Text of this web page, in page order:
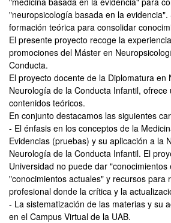
"neuropsicología basada en la
formación teórica para consolidar
El presente proyecto recoge la
promociones del Máster en
Conducta.
El proyecto docente de la Diplomatura en
Neurología de la Conducta Infantil, ofrece
contenidos teóricos.
En conjunto destacamos las siguientes
- El énfasis en los conceptos de la
Evidencias (pruebas) y su aplicación a la
Neurología de la Conducta Infantil. El
Universidad no puede dar
"conocimientos actuales" y recursos para
profesional donde la crítica y la
- La sistematización de las materias y su
en el Campus Virtual de la UAB.